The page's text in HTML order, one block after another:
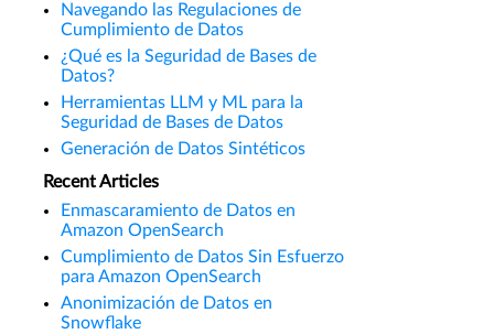
Navegando las Regulaciones de
Cumplimiento de Datos
¿Qué es la Seguridad de Bases de
Datos?
Herramientas LLM y ML para la
Seguridad de Bases de Datos
Generación de Datos Sintéticos
Recent Articles
Enmascaramiento de Datos en
Amazon OpenSearch
Cumplimiento de Datos Sin Esfuerzo
para Amazon OpenSearch
Anonimización de Datos en
Snowflake